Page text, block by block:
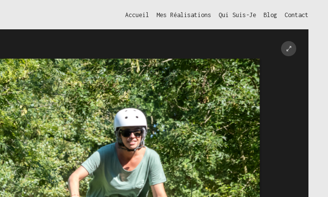
Accueil Mes Réalisations Qui Suis-Je Blog Contact